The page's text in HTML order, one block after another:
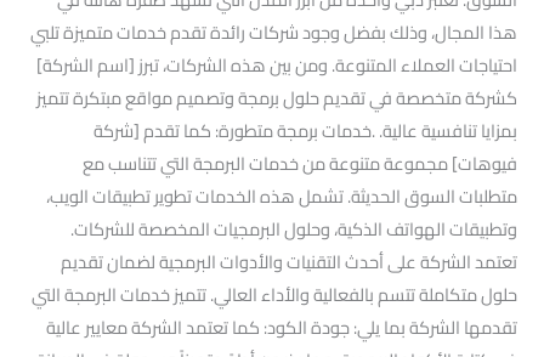
هذا المجال، وذلك بفضل وجود شركات رائدة تقدم خدمات متميزة تلبي
احتياجات العملاء المتنوعة. ومن بين هذه الشركات، تبرز [اسم الشركة]
كشركة متخصصة في تقديم حلول برمجة وتصميم مواقع مبتكرة تتميز
بمزايا تنافسية عالية. .خدمات برمجة متطورة: كما تقدم [شركة
فيوهات] مجموعة متنوعة من خدمات البرمجة التي تتناسب مع
متطلبات السوق الحديثة. تشمل هذه الخدمات تطوير تطبيقات الويب،
وتطبيقات الهواتف الذكية، وحلول البرمجيات المخصصة للشركات.
تعتمد الشركة على أحدث التقنيات والأدوات البرمجية لضمان تقديم
حلول متكاملة تتسم بالفعالية والأداء العالي. تتميز خدمات البرمجة التي
تقدمها الشركة بما يلي: جودة الكود: كما تعتمد الشركة معايير عالية